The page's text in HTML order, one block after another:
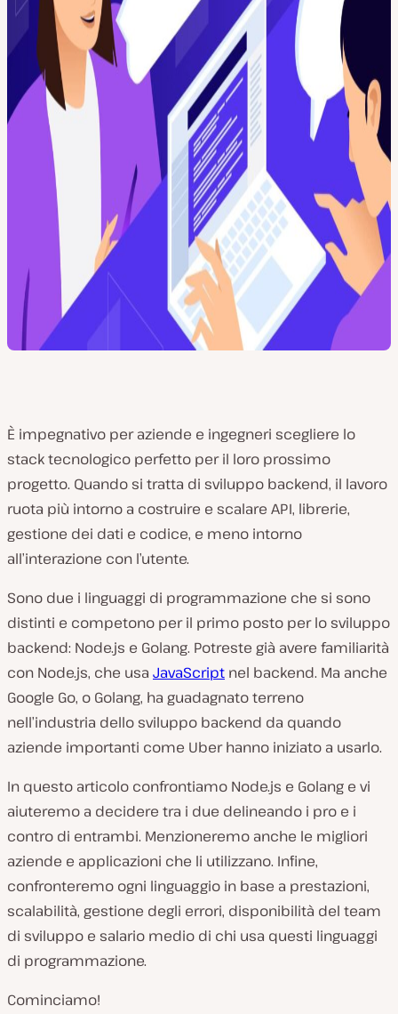
È impegnativo per aziende e ingegneri scegliere lo
stack tecnologico perfetto per il loro prossimo
progetto. Quando si tratta di sviluppo backend, il lavoro
ruota più intorno a costruire e scalare API, librerie,
gestione dei dati e codice, e meno intorno
all’interazione con l’utente.
Sono due i linguaggi di programmazione che si sono
distinti e competono per il primo posto per lo sviluppo
backend: Node.js e Golang. Potreste già avere familiarità
con Node.js, che usa JavaScript nel backend. Ma anche
Google Go, o Golang, ha guadagnato terreno
nell’industria dello sviluppo backend da quando
aziende importanti come Uber hanno iniziato a usarlo.
In questo articolo confrontiamo Node.js e Golang e vi
aiuteremo a decidere tra i due delineando i pro e i
contro di entrambi. Menzioneremo anche le migliori
aziende e applicazioni che li utilizzano. Infine,
confronteremo ogni linguaggio in base a prestazioni,
scalabilità, gestione degli errori, disponibilità del team
di sviluppo e salario medio di chi usa questi linguaggi
di programmazione.
Cominciamo!